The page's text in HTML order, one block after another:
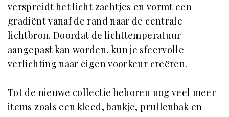
verspreidt het licht zachtjes en vormt een
gradiënt vanaf de rand naar de centrale
lichtbron. Doordat de lichttemperatuur
aangepast kan worden, kun je sfeervolle
verlichting naar eigen voorkeur creëren.
Tot de nieuwe collectie behoren nog veel meer
items zoals een kleed, bankje, prullenbak en